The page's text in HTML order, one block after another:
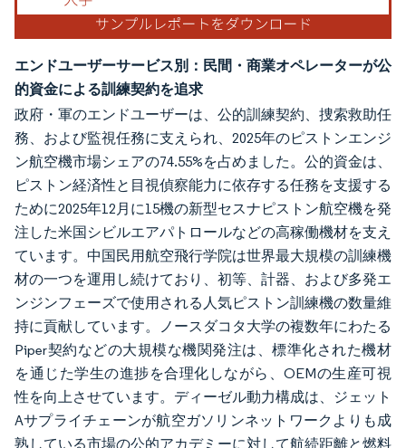
エンドユーザーサービス別：民間・商業オペレーターが公
的資金による訓練契約を追求
政府・軍のエンドユーザーは、公的訓練契約、捜索救助任
務、および監視任務に支えられ、2025年のピストンエンジ
ン航空機市場シェアの74.55%を占めました。公的資金は、
ピストン経済性と目視偵察能力に依存する任務を支援する
ために2025年12月に15機の新型セスナピストン航空機を発
注した米国シビルエアパトロールなどの高稼働機材を支え
ています。中国民用航空飛行学院は世界最大規模の訓練機
材の一つを運用し続けており、初等、計器、および多発エ
ンジンフェーズで使用される人気ピストン訓練機の数量維
持に貢献しています。ノースダコタ大学の複数年にわたる
Piper契約などの大規模な機関発注は、標準化された機材
を通じた学生の進捗を合理化しながら、OEMの生産可視
性を向上させています。ディーゼル動力構成は、ジェット
Aサプライチェーンが航空ガソリンネットワークよりも成
熟している市場の公的アカデミーに対して航続距離と燃料